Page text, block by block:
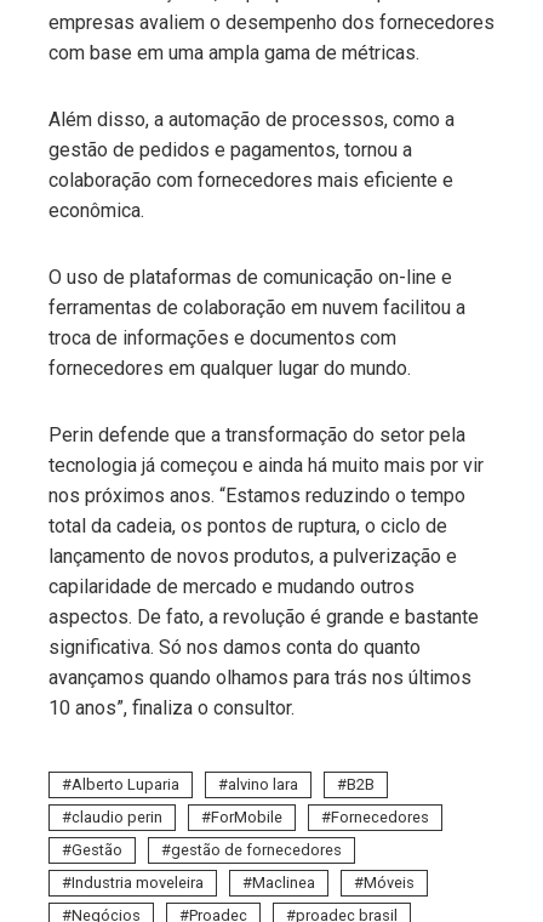
empresas avaliem o desempenho dos fornecedores
com base em uma ampla gama de métricas.
Além disso, a automação de processos, como a
gestão de pedidos e pagamentos, tornou a
colaboração com fornecedores mais eficiente e
econômica.
O uso de plataformas de comunicação on-line e
ferramentas de colaboração em nuvem facilitou a
troca de informações e documentos com
fornecedores em qualquer lugar do mundo.
Perin defende que a transformação do setor pela
tecnologia já começou e ainda há muito mais por vir
nos próximos anos. “Estamos reduzindo o tempo
total da cadeia, os pontos de ruptura, o ciclo de
lançamento de novos produtos, a pulverização e
capilaridade de mercado e mudando outros
aspectos. De fato, a revolução é grande e bastante
significativa. Só nos damos conta do quanto
avançamos quando olhamos para trás nos últimos
10 anos”, finaliza o consultor.
Alberto Luparia alvino lara
B2B
claudio perin
ForMobile
Fornecedores
Gestão
gestão de fornecedores
Industria moveleira
Maclinea
Móveis
Negócios
Proadec proadec brasil